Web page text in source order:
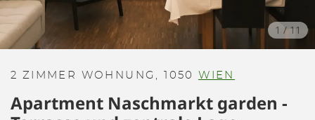
1 /11
2 ZIMMER WOHNUNG, 1050 WIEN
Apartment Naschmarkt garden -